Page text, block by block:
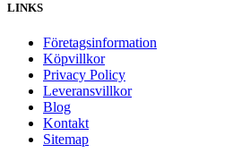
LINKS
Företagsinformation
Köpvillkor
Privacy Policy
Leveransvillkor
Blog
Kontakt
Sitemap